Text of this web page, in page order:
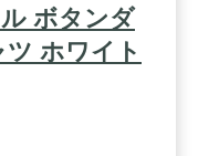
ボタンダ
ホワイト